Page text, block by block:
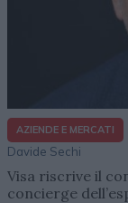
AZIENDE E MERCATI
Davide Sechi
Visa riscrive il
concierge